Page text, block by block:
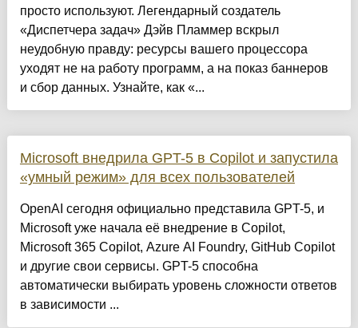
просто используют. Легендарный создатель
«Диспетчера задач» Дэйв Пламмер вскрыл
неудобную правду: ресурсы вашего процессора
уходят не на работу программ, а на показ баннеров
и сбор данных. Узнайте, как «...
Microsoft внедрила GPT-5 в Copilot и запустила
«умный режим» для всех пользователей
OpenAI сегодня официально представила GPT-5, и
Microsoft уже начала её внедрение в Copilot,
Microsoft 365 Copilot, Azure AI Foundry, GitHub Copilot
и другие свои сервисы. GPT-5 способна
автоматически выбирать уровень сложности ответов
в зависимости ...